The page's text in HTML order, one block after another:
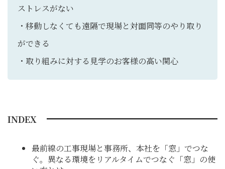
ストレスがない
・移動しなくても遠隔で現場と対面同等のやり取り
ができる
・取り組みに対する見学のお客様の高い関心
INDEX
最前線の工事現場と事務所、本社を「窓」でつな
ぐ。異なる環境をリアルタイムでつなぐ「窓」の使